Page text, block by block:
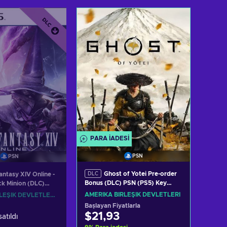
ekle
görüntüle
Sepete ekle
Teklifleri görüntüle
PSN
XIV Online -
Minion (DLC)
JAPAN/UNITEDAMERIKA BIRLEŞIK DEVLETLERI, JAPONYA
PARA IADESI
PSN
DLC
Ghost of Yotei Pre-order
Bonus (DLC) PSN (PS5) Key
UNITED STATES
AMERIKA BIRLEŞIK DEVLETLERI
Başlayan Fiyatlarla
$21,93